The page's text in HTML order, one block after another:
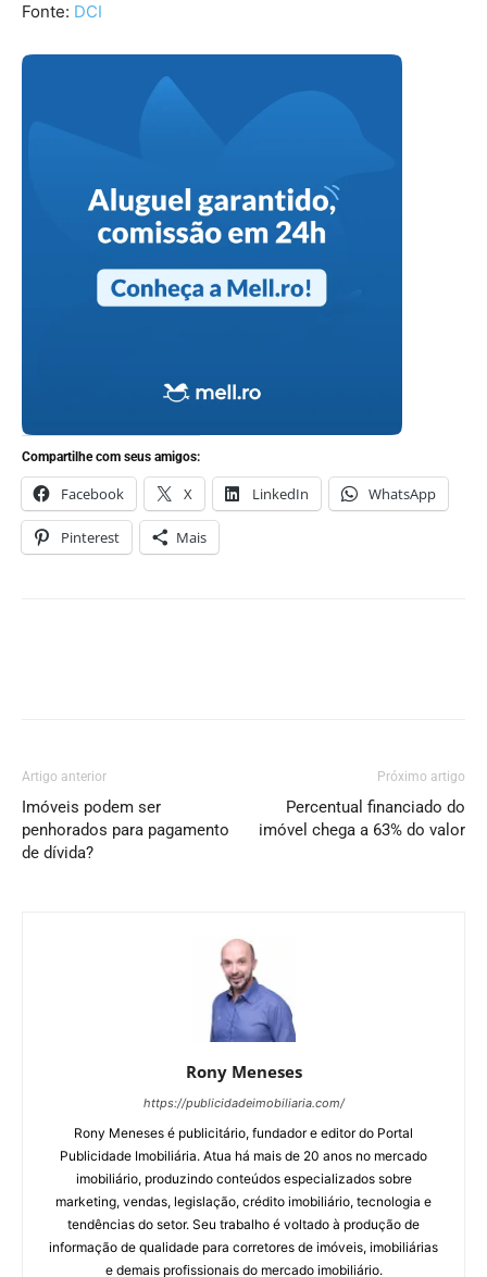
Fonte: DCI
Compartilhe com seus amigos:
Facebook X LinkedIn WhatsApp
Pinterest Mais
Artigo anterior
Imóveis podem ser
penhorados para pagamento
de dívida?
Próximo artigo
Percentual financiado do
imóvel chega a 63% do valor
Rony Meneses
https://publicidadeimobiliaria.com/
Rony Meneses é publicitário, fundador e editor do Portal
Publicidade Imobiliária. Atua há mais de 20 anos no mercado
imobiliário, produzindo conteúdos especializados sobre
marketing, vendas, legislação, crédito imobiliário, tecnologia e
tendências do setor. Seu trabalho é voltado à produção de
informação de qualidade para corretores de imóveis, imobiliárias
e demais profissionais do mercado imobiliário.